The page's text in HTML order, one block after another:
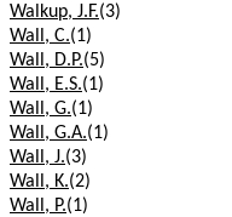
Walkup, J.F.(3)
Wall, C.(1)
Wall, D.P.(5)
Wall, E.S.(1)
Wall, G.(1)
Wall, G.A.(1)
Wall, J.(3)
Wall, K.(2)
Wall, P.(1)